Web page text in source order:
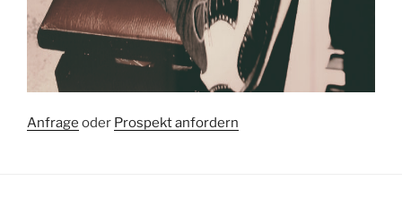
Anfrage oder Prospekt anfordern